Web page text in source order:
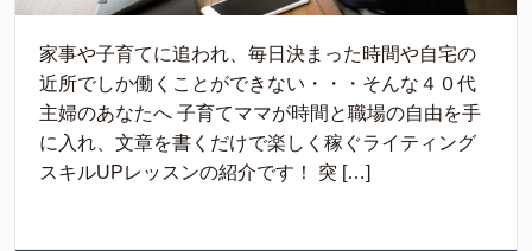
家事や子育てに追われ、毎日決まった時間や自宅の
近所でしか働くことができない・・・そんな４０代
主婦のあなたへ 子育てママが時間と職場の自由を手
に入れ、文章を書くだけで楽しく稼ぐライティング
スキルUPレッスンの紹介です！ 突 […]